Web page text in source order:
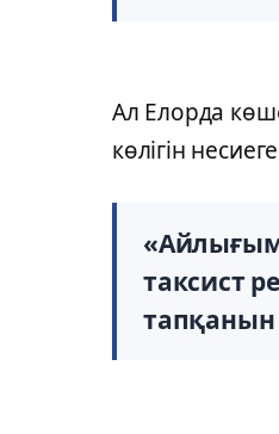
Ал Елорда
көлігін
«Айлығым
таксист
тапқанын